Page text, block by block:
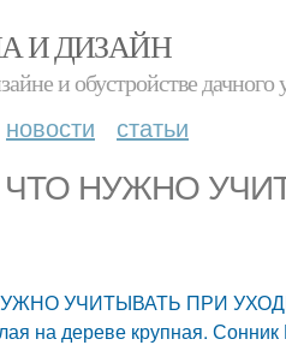
И ДИЗАЙН
и обустройстве дачного
новости статьи
ЧТО НУЖНО
УЧИТЫВАТЬ ПРИ
на дереве крупная.